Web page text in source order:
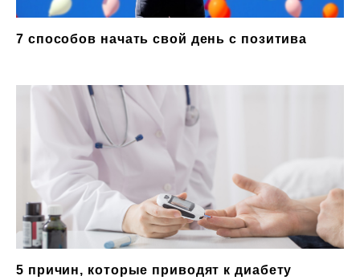
7 способов начать свой день с позитива
5 причин, которые приводят к диабету